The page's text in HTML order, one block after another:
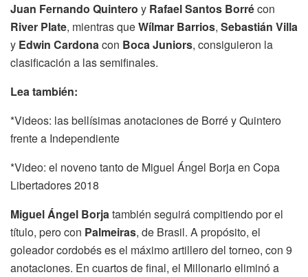
Juan Fernando Quintero y Rafael Santos Borrécon
River Plate, mientras queWílmar Barrios, Sebastián Villa
y Edwin Cardonacon Boca Juniors, consiguieron la
clasificación a las semifinales.
Lea también:
*Videos: las bellísimas anotaciones de Borré y Quintero
frente a Independiente
*Video: el noveno tanto de Miguel Ángel Borja en Copa
Libertadores 2018
Miguel Ángel Borjatambién seguirá compitiendo por el
título, pero con Palmeiras, de Brasil. A propósito, el
goleador cordobés es el máximo artillero del torneo, con 9
anotaciones. En cuartos de final, el Millonario eliminó a